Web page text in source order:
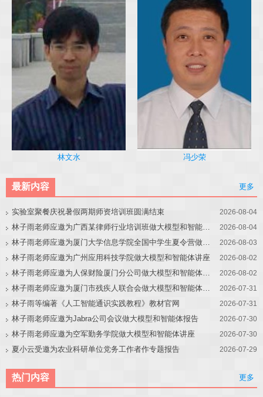
林文水 冯少荣
最新内容 更多
实验室聚餐庆祝暑假两期师资培训班圆满结束 2026-08-04
林子雨老师应邀为广西某律师行业培训班做大模型和智能体讲座 2026-08-04
林子雨老师应邀为厦门大学信息学院全国中学生夏令营做大模型讲座 2026-08-03
林子雨老师应邀为广州应用科技学院做大模型和智能体讲座 2026-08-02
林子雨老师应邀为人保财险厦门分公司做大模型和智能体讲座 2026-08-02
林子雨老师应邀为厦门市残疾人联合会做大模型和智能体讲座 2026-07-31
林子雨等编著《人工智能通识实践教程》教材官网 2026-07-31
林子雨老师应邀为Jabra公司会议做大模型和智能体报告 2026-07-30
林子雨老师应邀为空军勤务学院做大模型和智能体讲座 2026-07-30
夏小云受邀为农业科研单位党务工作者作专题报告 2026-07-29
热门内容 更多